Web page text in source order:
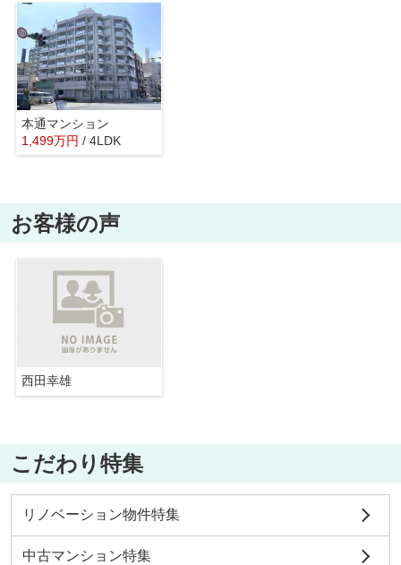
本通マンション
1,499万円 / 4LDK
お客様の声
西田幸雄
こだわり特集
リノベーション物件特集
中古マンション特集